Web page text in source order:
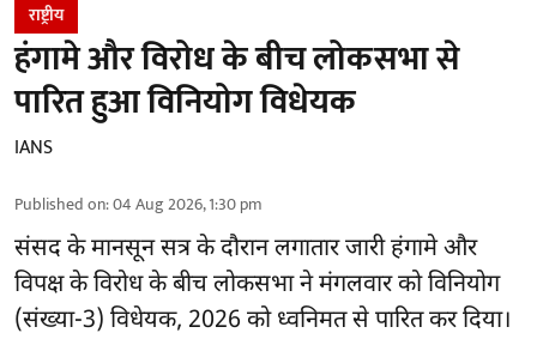
राष्ट्रीय
हंगामे और विरोध के बीच लोकसभा से
पारित हुआ विनियोग विधेयक
IANS
Published on:04 Aug 2026, 1:30 pm
संसद के मानसून सत्र के दौरान लगातार जारी हंगामे और
विपक्ष के विरोध के बीच लोकसभा ने मंगलवार को विनियोग
(संख्या-3) विधेयक, 2026 को ध्वनिमत से पारित कर दिया।